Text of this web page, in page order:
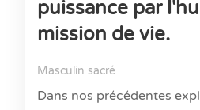
puissance par
mission de vie.
Masculin sacré
Dans nos précédentes